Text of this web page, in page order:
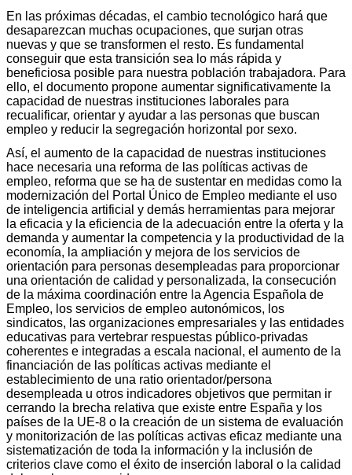
En las próximas décadas, el cambio tecnológico hará que
desaparezcan muchas ocupaciones, que surjan otras
nuevas y que se transformen el resto. Es fundamental
conseguir que esta transición sea lo más rápida y
beneficiosa posible para nuestra población trabajadora. Para
ello, el documento propone aumentar significativamente la
capacidad de nuestras instituciones laborales para
recualificar, orientar y ayudar a las personas que buscan
empleo y reducir la segregación horizontal por sexo.
Así, el aumento de la capacidad de nuestras instituciones
hace necesaria una reforma de las políticas activas de
empleo, reforma que se ha de sustentar en medidas como la
modernización del Portal Único de Empleo mediante el uso
de inteligencia artificial y demás herramientas para mejorar
la eficacia y la eficiencia de la adecuación entre la oferta y la
demanda y aumentar la competencia y la productividad de la
economía, la ampliación y mejora de los servicios de
orientación para personas desempleadas para proporcionar
una orientación de calidad y personalizada, la consecución
de la máxima coordinación entre la Agencia Española de
Empleo, los servicios de empleo autonómicos, los
sindicatos, las organizaciones empresariales y las entidades
educativas para vertebrar respuestas público-privadas
coherentes e integradas a escala nacional, el aumento de la
financiación de las políticas activas mediante el
establecimiento de una ratio orientador/persona
desempleada u otros indicadores objetivos que permitan ir
cerrando la brecha relativa que existe entre España y los
países de la UE-8 o la creación de un sistema de evaluación
y monitorización de las políticas activas eficaz mediante una
sistematización de toda la información y la inclusión de
criterios clave como el éxito de inserción laboral o la calidad